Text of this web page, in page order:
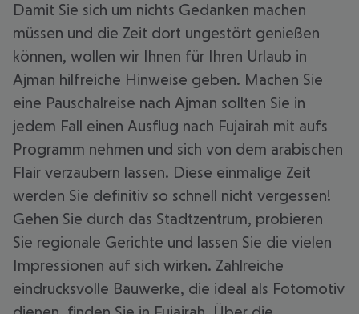
Damit Sie sich um nichts Gedanken machen
müssen und die Zeit dort ungestört genießen
können, wollen wir Ihnen für Ihren Urlaub in
Ajman hilfreiche Hinweise geben. Machen Sie
eine Pauschalreise nach Ajman sollten Sie in
jedem Fall einen Ausflug nach Fujairah mit aufs
Programm nehmen und sich von dem arabischen
Flair verzaubern lassen. Diese einmalige Zeit
werden Sie definitiv so schnell nicht vergessen!
Gehen Sie durch das Stadtzentrum, probieren
Sie regionale Gerichte und lassen Sie die vielen
Impressionen auf sich wirken. Zahlreiche
eindrucksvolle Bauwerke, die ideal als Fotomotiv